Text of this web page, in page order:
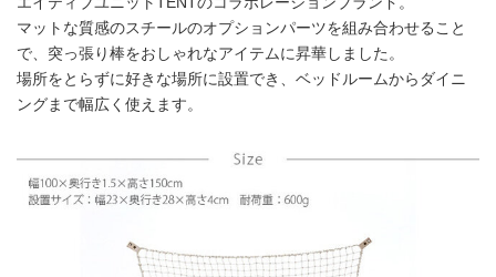
マットな質感のスチールのオプションパーツを組み合わせること
で、突っ張り棒をおしゃれなアイテムに昇華しました。
場所をとらずに好きな場所に設置でき、ベッドルームからダイニ
ングまで幅広く使えます。